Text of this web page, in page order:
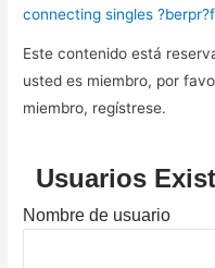
connecting singles
Este contenido está
usted es miembro, por
miembro, regístrese.
Usuarios
Nombre de usuario